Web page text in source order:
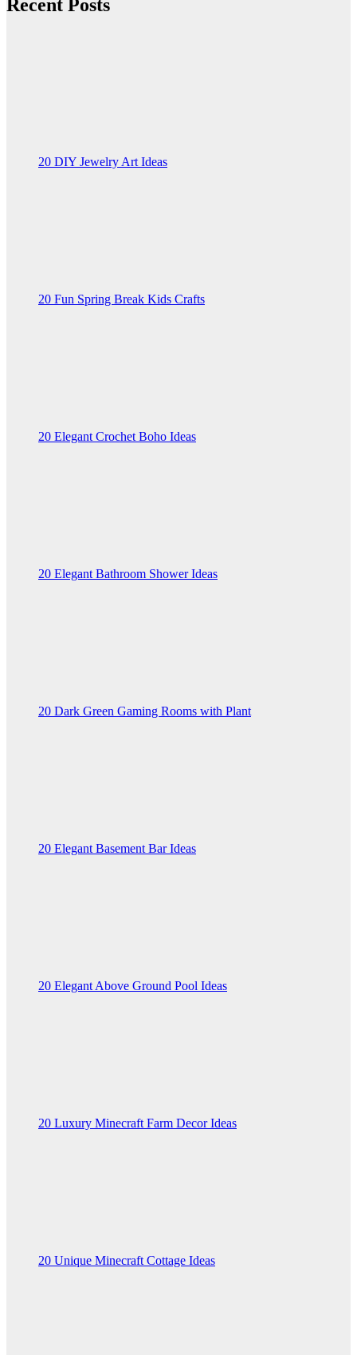
Recent Posts
20 DIY Jewelry Art Ideas
20 Fun Spring Break Kids Crafts
20 Elegant Crochet Boho Ideas
20 Elegant Bathroom Shower Ideas
20 Dark Green Gaming Rooms with Plant
20 Elegant Basement Bar Ideas
20 Elegant Above Ground Pool Ideas
20 Luxury Minecraft Farm Decor Ideas
20 Unique Minecraft Cottage Ideas